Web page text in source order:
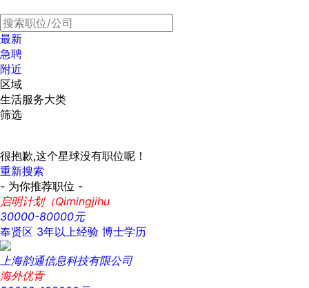
最新
急聘
附近
区域
生活服务大类
筛选
很抱歉,这个星球没有职位呢！
重新搜索
- 为你推荐职位 -
启明计划（Qimingjihu
30000-80000元
奉贤区 3年以上经验 博士学历
上海韵通信息科技有限公司
海外优青